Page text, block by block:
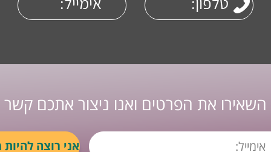
השאירו את הפרטים ואנו ניצור אתכם קשר